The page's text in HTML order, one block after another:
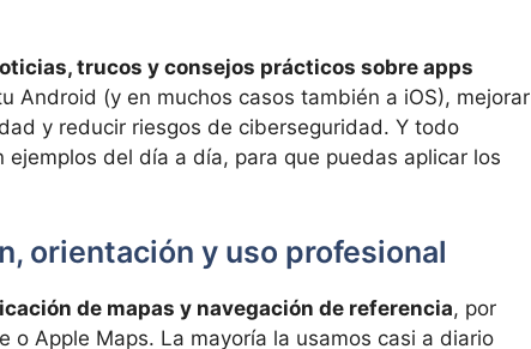
trucos y consejos prácticos sobre apps
Android (y en muchos casos también a iOS), mejorar
y reducir riesgos de ciberseguridad. Y todo
del día a día, para que puedas aplicar los
orientación y uso profesional
de mapas y navegación de referencia, por
o Apple Maps. La mayoría la usamos casi a diario